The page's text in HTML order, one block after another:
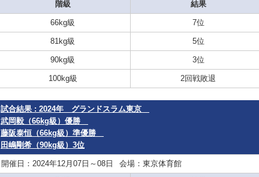
階級 結果
66kg級 7位
81kg級 5位
90kg級 3位
100kg級 2回戦敗退
試合結果 : 2024年 グランドスラム東京
武岡毅（66kg級）優勝
藤阪泰恒（66kg級）準優勝
田嶋剛希（90kg級）3位
開催日：2024年12月07日～08日 会場：東京体育館